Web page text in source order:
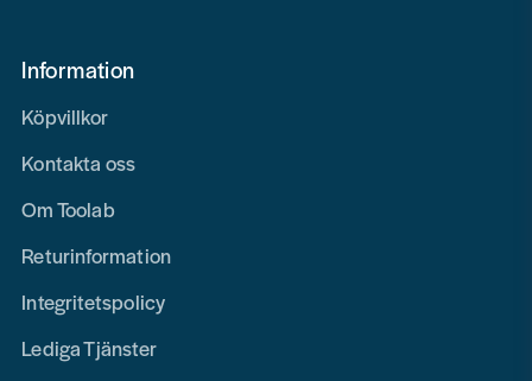
Information
Köpvillkor
Kontakta oss
Om Toolab
Returinformation
Integritetspolicy
Lediga Tjänster